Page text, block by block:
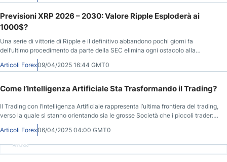
Previsioni XRP 2026 – 2030: Valore Ripple Esploderà ai
1000$?
Una serie di vittorie di Ripple e il definitivo abbandono pochi giorni fa
dell’ultimo procedimento da parte della SEC elimina ogni ostacolo alla
diffusione della crypto.
Articoli Forex09/04/2025 16:44 GMT0
Come l’Intelligenza Artificiale Sta Trasformando il Trading?
Il Trading con l’Intelligenza Artificiale rappresenta l’ultima frontiera del trading,
verso la quale si stanno orientando sia le grosse Società che i piccoli trader:
vediamo il funzionamento.
Articoli Forex06/04/2025 04:00 GMT0
Annuncio